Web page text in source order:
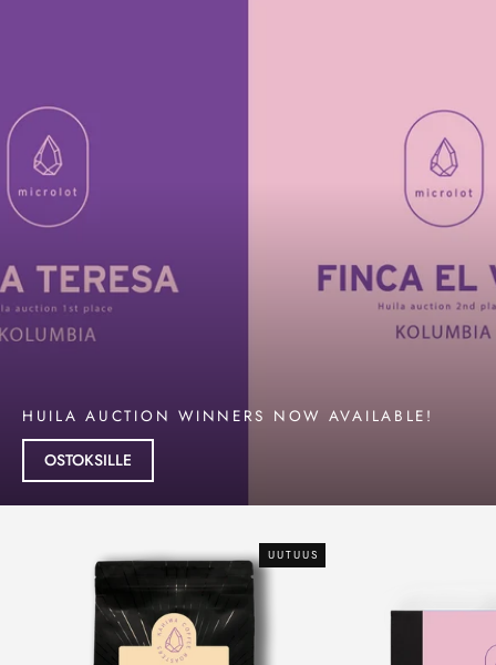
HUILA AUCTION WINNERS NOW AVAILABLE!
OSTOKSILLE
UUTUUS